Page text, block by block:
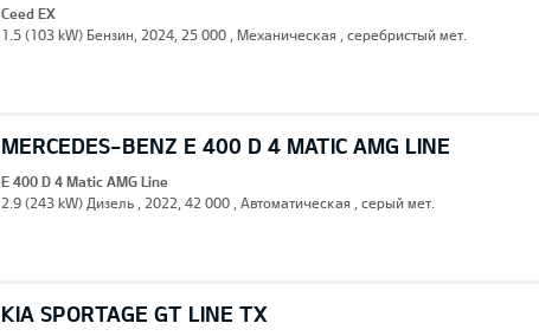
Ceed EX
1.5 (103 kW) Бензин, 2024, 25 000 , Механическая , серебристый мет.
MERCEDES-BENZ E 400 D 4 MATIC AMG LINE
E 400 D 4 Matic AMG Line
2.9 (243 kW) Дизель , 2022, 42 000 , Автоматическая , серый мет.
KIA SPORTAGE GT LINE TX